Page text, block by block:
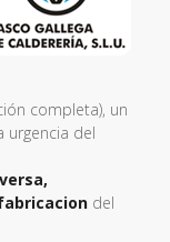
completa), un